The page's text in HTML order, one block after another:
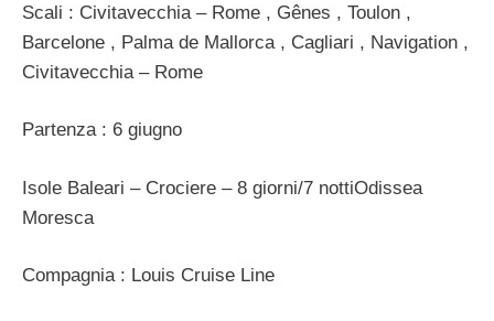
Scali : Civitavecchia – Rome , Gênes , Toulon ,
Barcelone , Palma de Mallorca , Cagliari , Navigation ,
Civitavecchia – Rome
Partenza : 6 giugno
Isole Baleari – Crociere – 8 giorni/7 nottiOdissea
Moresca
Compagnia : Louis Cruise Line